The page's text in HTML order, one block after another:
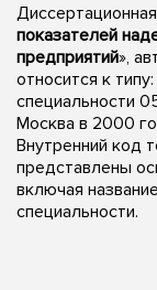
показателей
предприятий»,
относится к
специальности
Москва в 2000
Внутренний код
представлены
включая
специальности.